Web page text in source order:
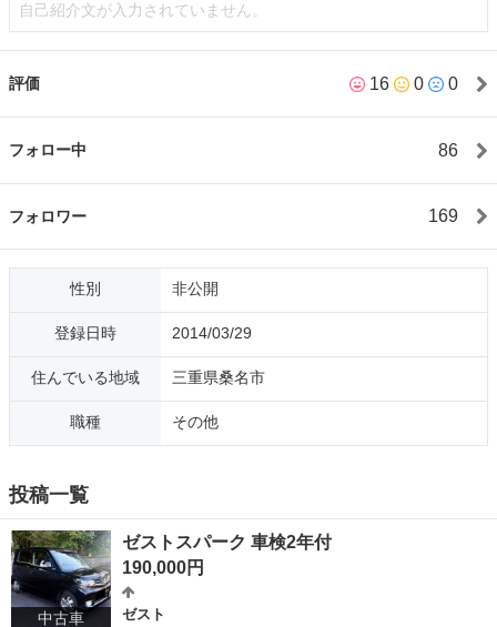
自己紹介文が入力されていません。
評価 16 0 0
フォロー中 86
フォロワー 169
性別 非公開
登録日時 2014/03/29
住んでいる地域 三重県桑名市
職種 その他
投稿一覧
中古車
ゼストスパーク 車検2年付
190,000円
ゼスト